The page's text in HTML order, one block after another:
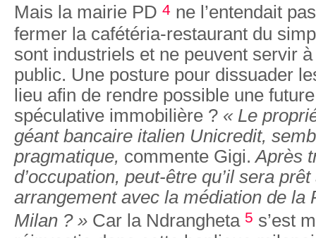
Mais la mairie PD 4 ne l’entendait
fermer la cafétéria-restaurant du
sont industriels et ne peuvent servir
public. Une posture pour dissuader
lieu afin de rendre possible une
spéculative immobilière ? « Le
géant bancaire italien Unicredit,
pragmatique, commente Gigi. Après
d’occupation, peut-être qu’il sera
arrangement avec la médiation de la
Milan ? » Car la Ndrangheta 5 s’est